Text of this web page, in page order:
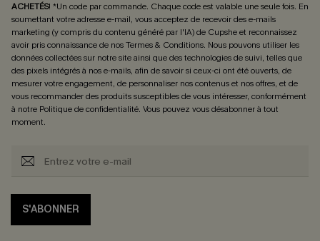
ACHETÉS! *Un code par commande. Chaque code est valable une seule fois. En
soumettant votre adresse e-mail, vous acceptez de recevoir des e-mails
marketing (y compris du contenu généré par l'IA) de Cupshe et reconnaissez
avoir pris connaissance de nosTermes & Conditions. Nous pouvons utiliser les
données collectées sur notre site ainsi que des technologies de suivi, telles que
des pixels intégrés à nos e-mails, afin de savoir si ceux-ci ont été ouverts, de
mesurer votre engagement, de personnaliser nos contenus et nos offres, et de
vous recommander des produits susceptibles de vous intéresser, conformément
à notre Politique de confidentialité. Vous pouvez vous désabonner à tout
moment.
S'ABONNER